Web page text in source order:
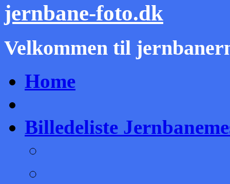
jernbane-foto.dk
Velkommen til
Home
Billedeliste